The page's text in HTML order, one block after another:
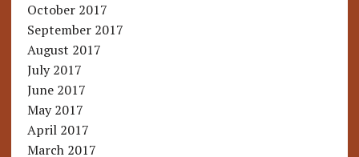
October 2017
September 2017
August 2017
July 2017
June 2017
May 2017
April 2017
March 2017